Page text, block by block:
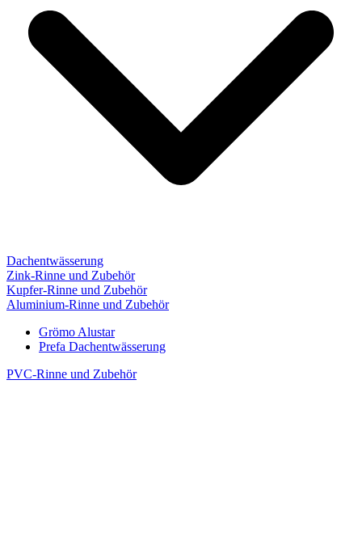
Dachentwässerung
Zink-Rinne und Zubehör
Kupfer-Rinne und Zubehör
Aluminium-Rinne und Zubehör
Grömo Alustar
Prefa Dachentwässerung
PVC-Rinne und Zubehör